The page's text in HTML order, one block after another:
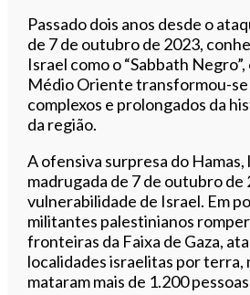
Ouvir este
Passado dois anos desde o
de 7 de outubro de 2023,
Israel como o “Sabbath
Médio Oriente transformou-se
complexos e prolongados da
da região.
A ofensiva surpresa do Hamas,
madrugada de 7 de outubro de
vulnerabilidade de Israel. Em
militantes palestinianos
fronteiras da Faixa de Gaza,
localidades israelitas por terra,
mataram mais de 1.200